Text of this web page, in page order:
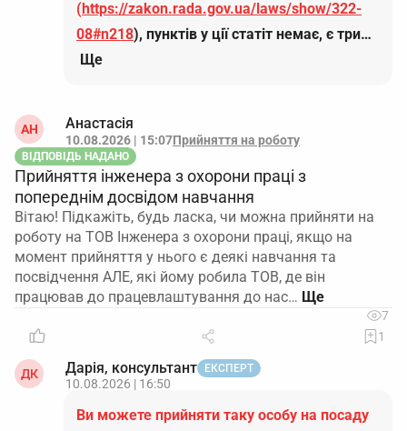
(https://zakon.rada.gov.ua/laws/show/322-
08#n218), пунктів у ції статіт немає, є три…
Ще
АН Анастасія
10.08.2026 | 15:07Прийняття на роботу
ВІДПОВІДЬ НАДАНО
Прийняття інженера з охорони праці з
попереднім досвідом навчання
Вітаю! Підкажіть, будь ласка, чи можна прийняти на
роботу на ТОВ Інженера з охорони праці, якщо на
момент прийняття у нього є деякі навчання та
посвідчення АЛЕ, які йому робила ТОВ, де він
працював до працевлаштування до нас…
7
1
ДК Дарія, консультант ЕКСПЕРТ
10.08.2026 | 16:50
Ви можете прийняти таку особу на посаду